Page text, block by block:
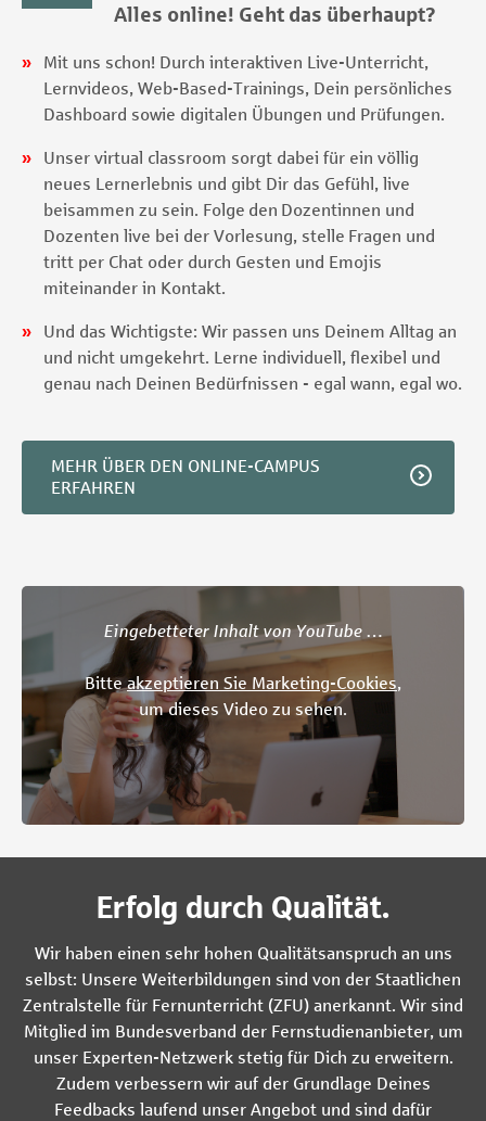
Alles online! Geht das überhaupt?
Mit uns schon! Durch interaktiven Live-Unterricht,
Lernvideos, Web-Based-Trainings, Dein persönliches
Dashboard sowie digitalen Übungen und Prüfungen.
Unser virtual classroom sorgt dabei für ein völlig
neues Lernerlebnis und gibt Dir das Gefühl, live
beisammen zu sein. Folge den Dozentinnen und
Dozenten live bei der Vorlesung, stelle Fragen und
tritt per Chat oder durch Gesten und Emojis
miteinander in Kontakt.
Und das Wichtigste: Wir passen uns Deinem Alltag an
und nicht umgekehrt. Lerne individuell, flexibel und
genau nach Deinen Bedürfnissen - egal wann, egal wo.
MEHR ÜBER DEN ONLINE-CAMPUS
ERFAHREN
Eingebetteter Inhalt von YouTube …
Bitteakzeptieren Sie Marketing-Cookies,
um dieses Video zu sehen.
Erfolg durch Qualität.
Wir haben einen sehr hohen Qualitätsanspruch an uns
selbst: Unsere Weiterbildungen sind von der Staatlichen
Zentralstelle für Fernunterricht (ZFU) anerkannt. Wir sind
Mitglied im Bundesverband der Fernstudienanbieter, um
unser Experten-Netzwerk stetig für Dich zu erweitern.
Zudem verbessern wir auf der Grundlage Deines
Feedbacks laufend unser Angebot und sind dafür